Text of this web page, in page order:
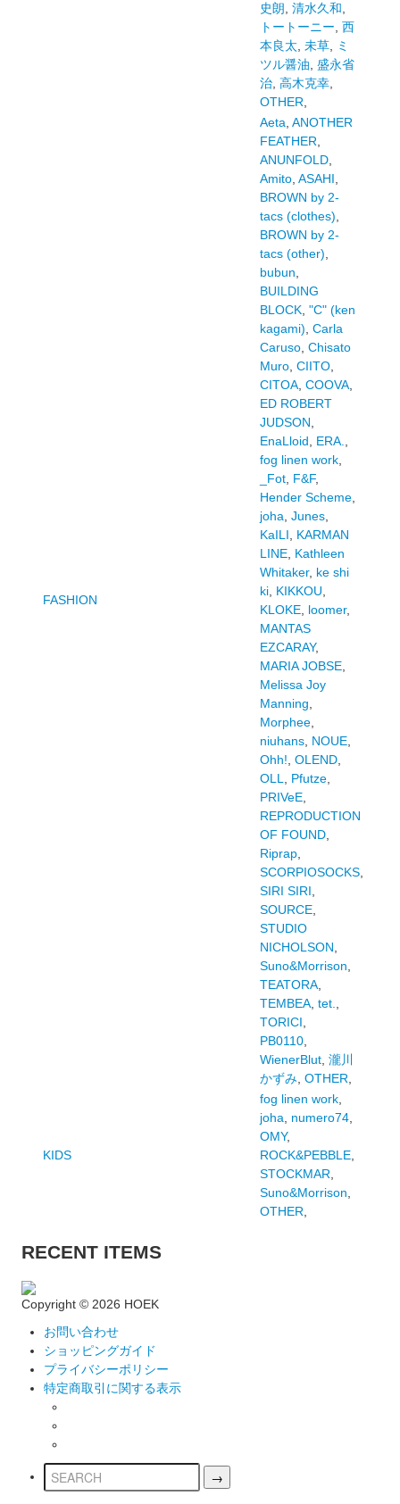
史朗 清水久和
トートーニー 西
本良太 未草,
ミ
ツル醤油 盛永省
治, 高木克幸,
OTHER
FASHION
Aeta ANOTHER
FEATHER
ANUNFOLD,
Amito, ASAHI
BROWN by 2-
tacs (clothes)
BROWN by 2-
tacs (other)
bubun
BUILDING
BLOCK, "C" (ken
kagami) Carla
Caruso, Chisato
Muro, CIITO,
CITOA, COOVA,
ED ROBERT
JUDSON
EnaLloid
ERA.
fog linen work,
_Fot, F&F,
Hender Scheme,
joha Junes,
KaILI
KARMAN
LINE, Kathleen
Whitaker, ke shi
ki, KIKKOU
KLOKE, loomer,
MANTAS
EZCARAY,
MARIA JOBSE,
Melissa Joy
Manning
Morphee,
niuhans, NOUE,
Ohh! OLEND,
OLL
Pfutze,
PRIVeE,
REPRODUCTION
OF FOUND,
Riprap,
SCORPIOSOCKS,
SIRI SIRI
SOURCE,
STUDIO
NICHOLSON
Suno&Morrison
TEATORA,
TEMBEA, tet.
TORICI
PB0110,
WienerBlut, 瀧川
かずみ, OTHER
KIDS
fog linen work,
joha
numero74,
OMY,
ROCK&PEBBLE,
STOCKMAR
Suno&Morrison
OTHER
RECENT ITEMS
Copyright © 2026 HOEK
お問い合わせ
ショッピングガイド
プライバシーポリシー
特定商取引に関する表示